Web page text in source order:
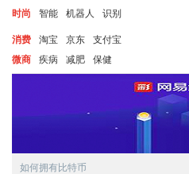
时尚
智能 机器人 识别
消费 淘宝 京东
支付宝
微商
疾病 减肥 保健
如何拥有比特币